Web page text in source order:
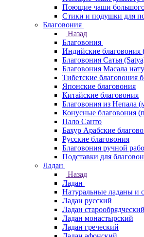
Поющие чаши большого
Стики и подушки для
Благовония
Назад
Благовония
Индийские благовония
Благовония Сатья
Благовония Масала
Тибетские благовония
Японские благовония
Китайские благовония
Благовония из Непала
Конусные благовония
Пало Санто
Бахур Арабские
Русские благовония
Благовония ручной
Подставки для
Ладан
Назад
Ладан
Натуральные ладаны и
Ладан русский
Ладан старообрядческий
Ладан монастырский
Ладан греческий